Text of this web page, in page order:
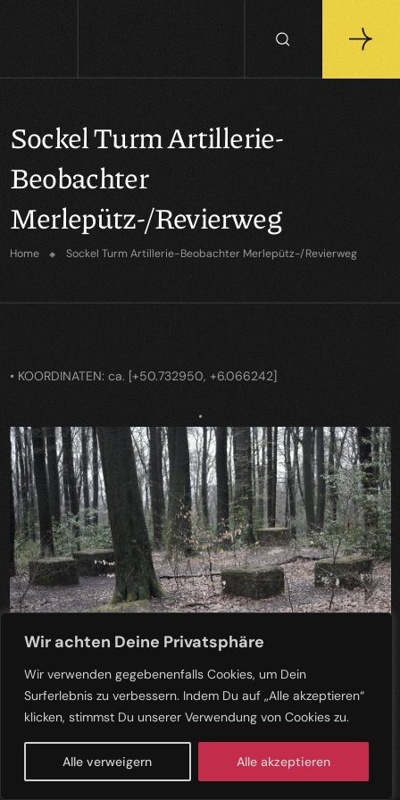
Wir achten Deine Privatsphäre
Wir verwenden gegebenenfalls Cookies, um Dein
Surferlebnis zu verbessern. Indem Du auf „Alle akzeptieren“
klicken, stimmst Du unserer Verwendung von Cookies zu.
Alle verweigern Alle akzeptieren
Sockel Turm Artillerie-
Beobachter
Merlepütz-/Revierweg
Home Sockel Turm Artillerie-Beobachter Merlepütz-/Revierweg
• KOORDINATEN: ca. [+50.732950, +6.066242]
•